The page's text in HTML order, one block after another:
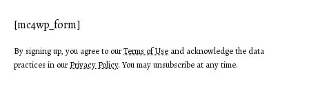
[mc4wp_form]
By signing up, you agree to ourTerms of Use and acknowledge the data
practices in ourPrivacy Policy. You may unsubscribe at any time.